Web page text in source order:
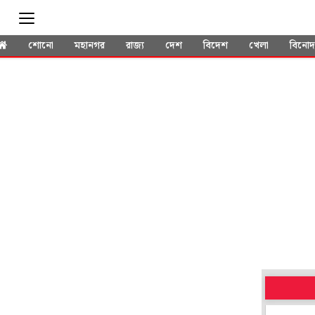
শোনো মহানগর রাজ্য দেশ বিদেশ খেলা